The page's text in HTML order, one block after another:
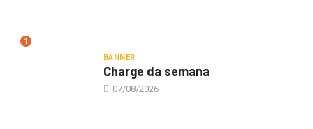
1
BANNER
Charge da semana
07/08/2026